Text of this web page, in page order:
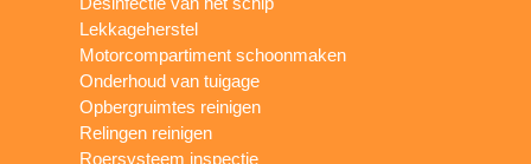
Lekkageherstel
Motorcompartiment schoonmaken
Onderhoud van tuigage
Opbergruimtes reinigen
Relingen reinigen
Roersysteem inspectie